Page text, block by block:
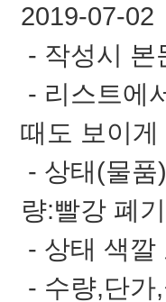
2019-07-02
- 작성시 본
- 리스트에
때도 보이게
- 상태(물
량:빨강 폐
- 상태 색깔
- 수량,단가